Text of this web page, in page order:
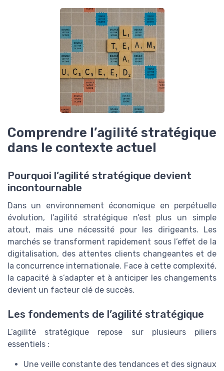
Comprendre l’agilité stratégique
dans le contexte actuel
Pourquoi l’agilité stratégique devient
incontournable
Dans un environnement économique en perpétuelle
évolution, l’agilité stratégique n’est plus un simple
atout, mais une nécessité pour les dirigeants. Les
marchés se transforment rapidement sous l’effet de la
digitalisation, des attentes clients changeantes et de
la concurrence internationale. Face à cette complexité,
la capacité à s’adapter et à anticiper les changements
devient un facteur clé de succès.
Les fondements de l’agilité stratégique
L’agilité stratégique repose sur plusieurs piliers
essentiels :
Une veille constante des tendances et des signaux